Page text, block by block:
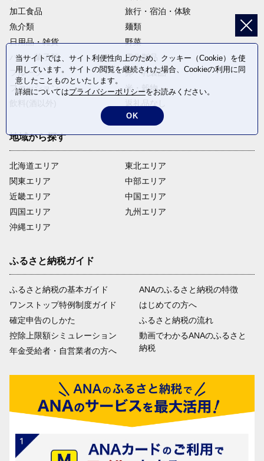
加工食品
旅行・宿泊・体験
魚介類
麺類
日用品・雑貨
野菜
パン・菓子類
電化製品
フルーツ
卵・乳製品
ファッション
米・穀物
地域から探す
北海道エリア
関東エリア
近畿エリア
四国エリア
沖縄エリア
東北エリア
中部エリア
中国エリア
九州エリア
ふるさと納税ガイド
ふるさと納税の基本ガイド
ワンストップ特例制度ガイド
確定申告のしかた
控除上限額シミュレーション
年金受給者・自営業者の方へ
ANAのふるさと納税の特徴
はじめての方へ
ふるさと納税の流れ
動画でわかるANAのふるさと
納税
当サイトでは、サイト利便性向上のため、クッキー（Cookie）を使
用しています。サイトの閲覧を継続された場合、Cookieの利用に同
意したことものといたします。
詳細についてはプライバシーポリシーをお読みください。
OK